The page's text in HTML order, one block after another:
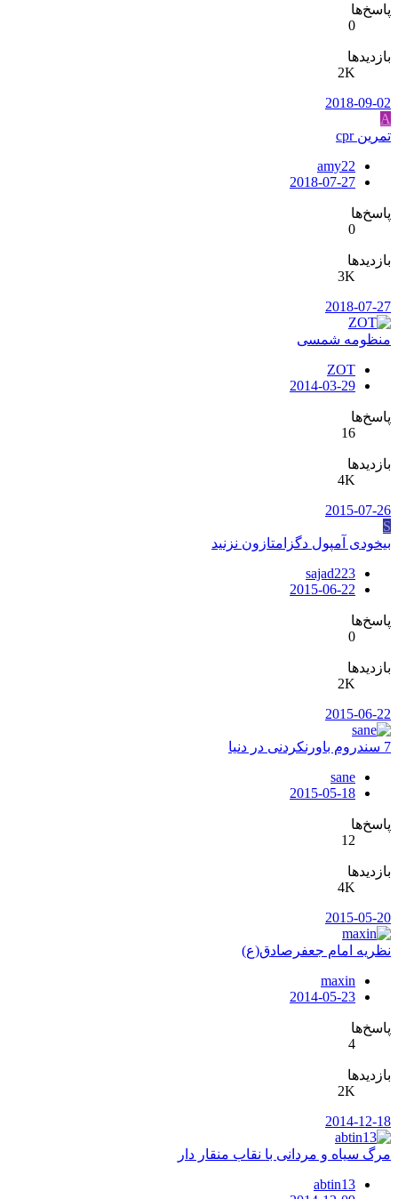
پاسخ‌ها
0
بازدیدها
2K
2018-09-02
A
تمرین cpr
amy22
2018-07-27
پاسخ‌ها
0
بازدیدها
3K
2018-07-27
منظومه شمسی
ZOT
2014-03-29
پاسخ‌ها
16
بازدیدها
4K
2015-07-26
S
بیخودی آمپول دگزامتازون نزنید
sajad223
2015-06-22
پاسخ‌ها
0
بازدیدها
2K
2015-06-22
7 سندروم باورنکردنی در دنیا
sane
2015-05-18
پاسخ‌ها
12
بازدیدها
4K
2015-05-20
نظريه امام جعفرصادق(ع)
maxin
2014-05-23
پاسخ‌ها
4
بازدیدها
2K
2014-12-18
مرگ سیاه و مردانی با نقاب منقار دار
abtin13